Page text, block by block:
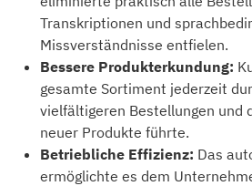
Transkriptionen und
Missverständnisse entfielen.
Bessere Produkterkundung:
gesamte Sortiment jederzeit
vielfältigeren Bestellungen und
neuer Produkte führte.
Betriebliche Effizienz: Das
ermöglichte es dem